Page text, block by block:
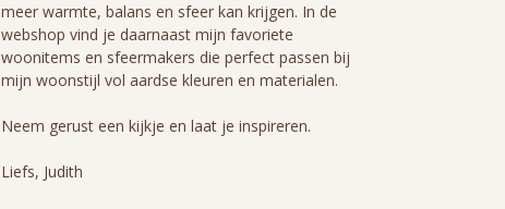
meer warmte, balans en sfeer kan krijgen. In de
webshop vind je daarnaast mijn favoriete
woonitems en sfeermakers die perfect passen bij
mijn woonstijl vol aardse kleuren en materialen.
Neem gerust een kijkje en laat je inspireren.
Liefs, Judith